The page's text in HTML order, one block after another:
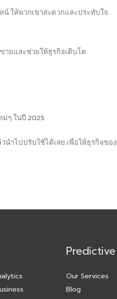
ให้พวกเขาสะดวกและประทับใจ
ายและช่วยให้ธุรกิจเติบโต
ๆ ในปี 2025
ำไปปรับใช้ได้เลย เพื่อให้ธุรกิจของ
Predictive
Our Services
Blog